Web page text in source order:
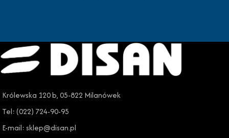
Królewska 120 b, 05-822 Milanówek
Tel: (022) 724-90-95
E-mail: sklep@disan.pl